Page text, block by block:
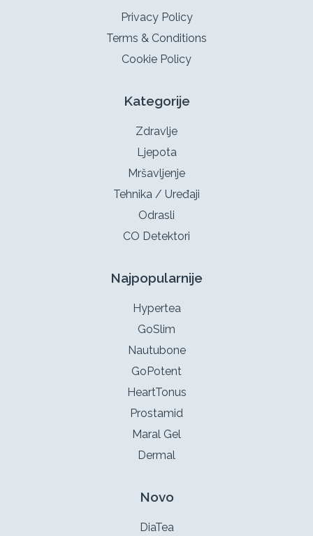
Privacy Policy
Terms & Conditions
Cookie Policy
Kategorije
Zdravlje
Ljepota
Mršavljenje
Tehnika / Uređaji
Odrasli
CO Detektori
Najpopularnije
Hypertea
GoSlim
Nautubone
GoPotent
HeartTonus
Prostamid
Maral Gel
Dermal
Novo
DiaTea